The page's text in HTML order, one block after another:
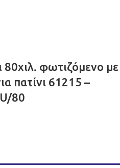
φωτιζόμενο με
πατίνι 61215 –
80